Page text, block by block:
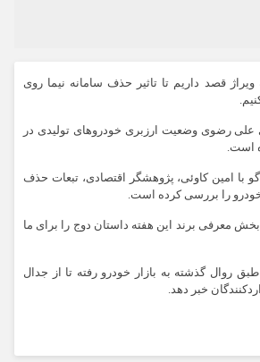
قصد داریم تا تاثیر حذف سامانه نیما روی
علی رضوی وضعیت ارزبری خودروهای تولیدی در
است.
با امین کاوئی، پژوهشگر اقتصادی، تبعات حذف
را بررسی کرده است.
معرفی برند این هفته داستان دوج را برای ما
روال گذشته به بازار خودرو رفته تا از جدال
خبر دهد.